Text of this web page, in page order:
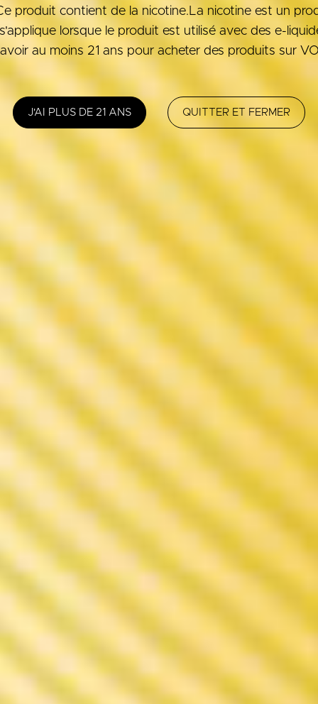
produit contient de la nicotine.La nicotine est un
lorsque le produit est utilisé avec des e-
au moins 21 ans pour acheter des produits sur
J'AI PLUS DE 21 ANS QUITTER ET FERMER